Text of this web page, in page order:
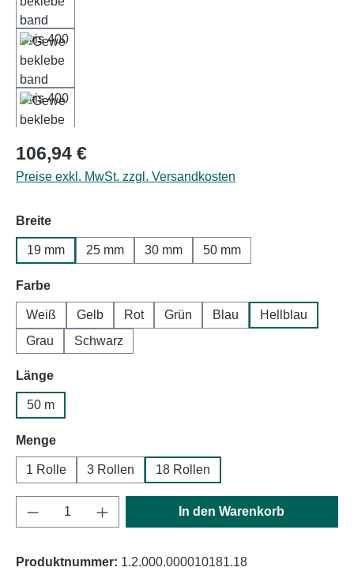
Regulärer Preis:
106,94 €
Preise exkl. MwSt. zzgl. Versandkosten
Breiteauswählen
19 mm 25 mm 30 mm 50 mm
Farbeauswählen
Weiß Gelb Rot Grün Blau
Hellblau
Grau
Schwarz
Längeauswählen
50 m
Mengeauswählen
1 Rolle 3 Rollen 18 Rollen
Produkt Anzahl: Gib den gewünschten
In den Warenkorb
Produktnummer: 1.2.000.000010181.18